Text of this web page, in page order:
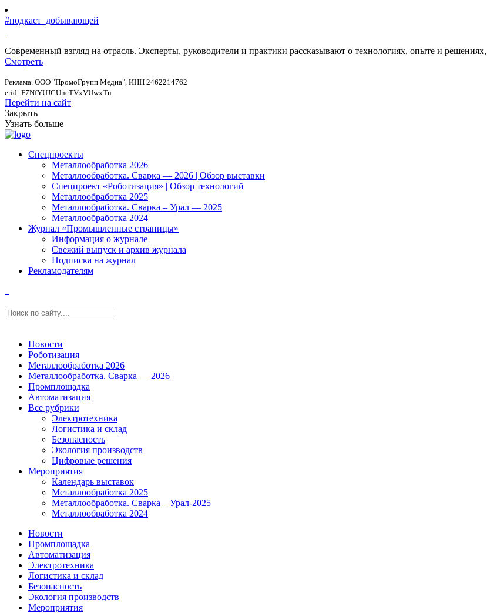
#подкаст_добывающей
Современный взгляд на отрасль. Эксперты, руководители и практики рассказывают о технологиях, опыте и
Смотреть
Реклама. ООО "ПромоГрупп Медиа", ИНН 2462214762
erid: F7NfYUJCUneTVxVUwxTu
Перейти на сайт
Закрыть
Узнать больше
Спецпроекты
Металлообработка 2026
Металлообработка. Сварка — 2026 | Обзор выставки
Спецпроект «Роботизация» | Обзор технологий
Металлообработка 2025
Металлообработка. Сварка – Урал — 2025
Металлообработка 2024
Журнал «Промышленные страницы»
Информация о журнале
Свежий выпуск и архив журнала
Подписка на журнал
Рекламодателям
Новости
Роботизация
Металлообработка 2026
Металлообработка. Сварка — 2026
Промплощадка
Автоматизация
Все рубрики
Электротехника
Логистика и склад
Безопасность
Экология производств
Цифровые решения
Мероприятия
Календарь выставок
Металлообработка 2025
Металлообработка. Сварка – Урал-2025
Металлообработка 2024
Новости
Промплощадка
Автоматизация
Электротехника
Логистика и склад
Безопасность
Экология производств
Мероприятия